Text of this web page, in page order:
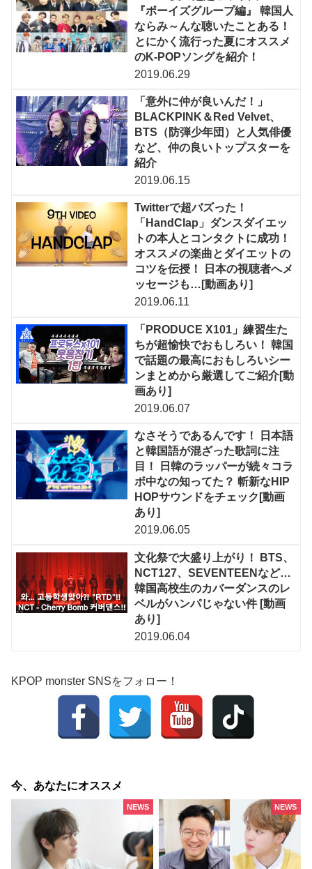
『ボーイズグループ編』 韓国人
ならみ～んな聴いたことある！
とにかく流行った夏にオススメ
のK-POPソングを紹介！
2019.06.29
「意外に仲が良いんだ！」
BLACKPINK＆Red Velvet、
BTS（防弾少年団）と人気俳優
など、仲の良いトップスターを
紹介
2019.06.15
Twitterで超バズった！
「HandClap」ダンスダイエッ
トの本人とコンタクトに成功！
オススメの楽曲とダイエットの
コツを伝授！ 日本の視聴者へメ
ッセージも…[動画あり]
2019.06.11
「PRODUCE X101」練習生た
ちが超愉快でおもしろい！ 韓国
で話題の最高におもしろいシー
ンまとめから厳選してご紹介[動
画あり]
2019.06.07
なさそうであるんです！ 日本語
と韓国語が混ざった歌詞に注
目！ 日韓のラッパーが続々コラ
ボ中なの知ってた？ 斬新なHIP
HOPサウンドをチェック[動画
あり]
2019.06.05
文化祭で大盛り上がり！ BTS、
NCT127、SEVENTEENなど…
韓国高校生のカバーダンスのレ
ベルがハンパじゃない件 [動画
あり]
2019.06.04
KPOP monster SNSをフォロー！
今、あなたにオススメ
NEWS NEWS